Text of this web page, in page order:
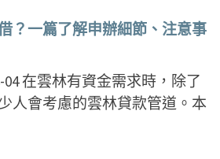
？一篇了解申辦細節、注意事
04 在雲林有資金需求時，除了
人會考慮的雲林貸款管道。本